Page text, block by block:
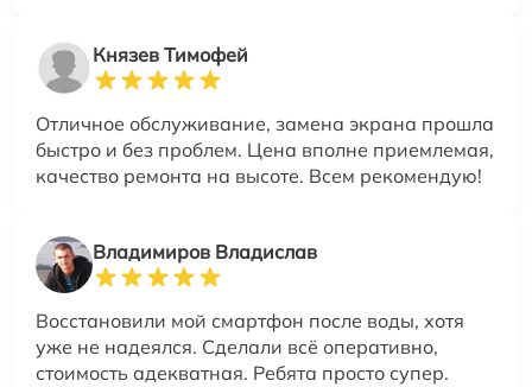
Князев Тимофей
Отличное обслуживание, замена экрана прошла
быстро и без проблем. Цена вполне приемлемая,
качество ремонта на высоте. Всем рекомендую!
Владимиров Владислав
Восстановили мой смартфон после воды, хотя
уже не надеялся. Сделали всё оперативно,
стоимость адекватная. Ребята просто супер.